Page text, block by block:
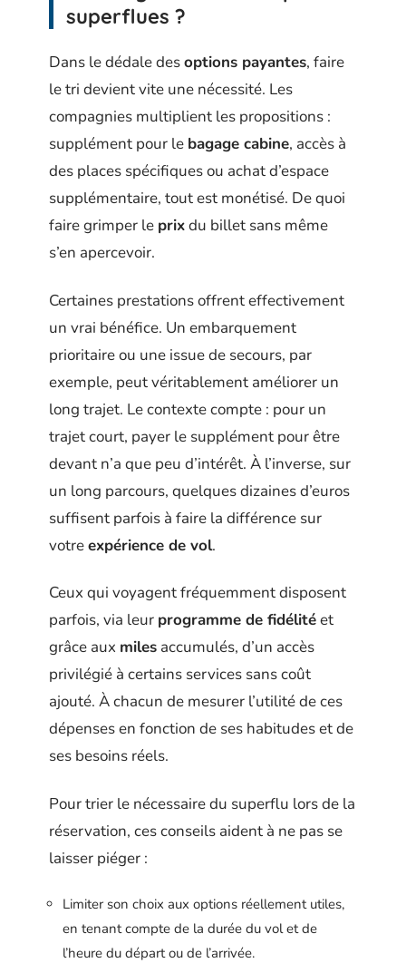
superflues ?
Dans le dédale desoptions payantes, faire
le tri devient vite une nécessité. Les
compagnies multiplient les propositions :
supplément pour le bagage cabine, accès à
des places spécifiques ou achat d’espace
supplémentaire, tout est monétisé. De quoi
faire grimper le prixdu billet sans même
s’en apercevoir.
Certaines prestations offrent effectivement
un vrai bénéfice. Un embarquement
prioritaire ou une issue de secours, par
exemple, peut véritablement améliorer un
long trajet. Le contexte compte : pour un
trajet court, payer le supplément pour être
devant n’a que peu d’intérêt. À l’inverse, sur
un long parcours, quelques dizaines d’euros
suffisent parfois à faire la différence sur
votreexpérience de vol.
Ceux qui voyagent fréquemment disposent
parfois, via leur programme de fidélitéet
grâce aux miles accumulés, d’un accès
privilégié à certains services sans coût
ajouté. À chacun de mesurer l’utilité de ces
dépenses en fonction de ses habitudes et de
ses besoins réels.
Pour trier le nécessaire du superflu lors de la
réservation, ces conseils aident à ne pas se
laisser piéger :
Limiter son choix aux options réellement utiles,
en tenant compte de la durée du vol et de
l’heure du départ ou de l’arrivée.